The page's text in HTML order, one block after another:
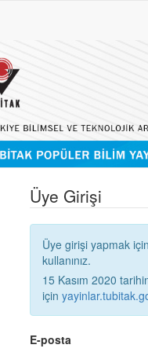
Üye Girişi
Üye girişi yapmak için
kullanınız.
15 Kasım 2020
için
E-posta